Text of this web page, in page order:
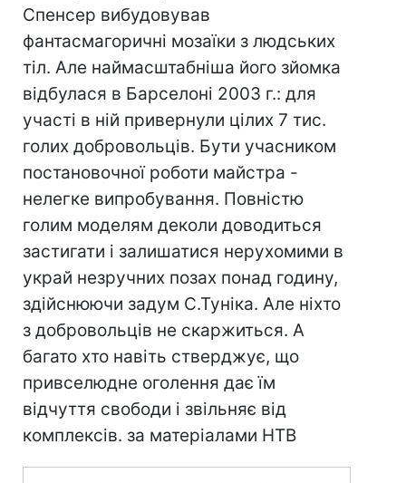
Спенсер вибудовував
фантасмагоричні мозаїки з людських
тіл. Але наймасштабніша його зйомка
відбулася в Барселоні 2003 г.: для
участі в ній привернули цілих 7 тис.
голих добровольців. Бути учасником
постановочної роботи майстра -
нелегке випробування. Повністю
голим моделям деколи доводиться
застигати і залишатися нерухомими в
украй незручних позах понад годину,
здійснюючи задум С.Туніка. Але ніхто
з добровольців не скаржиться. А
багато хто навіть стверджує, що
привселюдне оголення дає їм
відчуття свободи і звільняє від
комплексів. за матеріалами НТВ